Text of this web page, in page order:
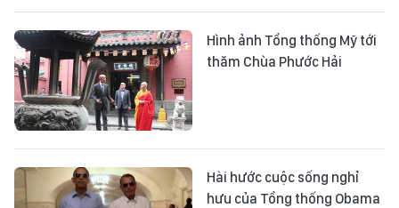
Hình ảnh Tổng thống Mỹ tới
thăm Chùa Phước Hải
Hài hước cuộc sống nghỉ
hưu của Tổng thống Obama